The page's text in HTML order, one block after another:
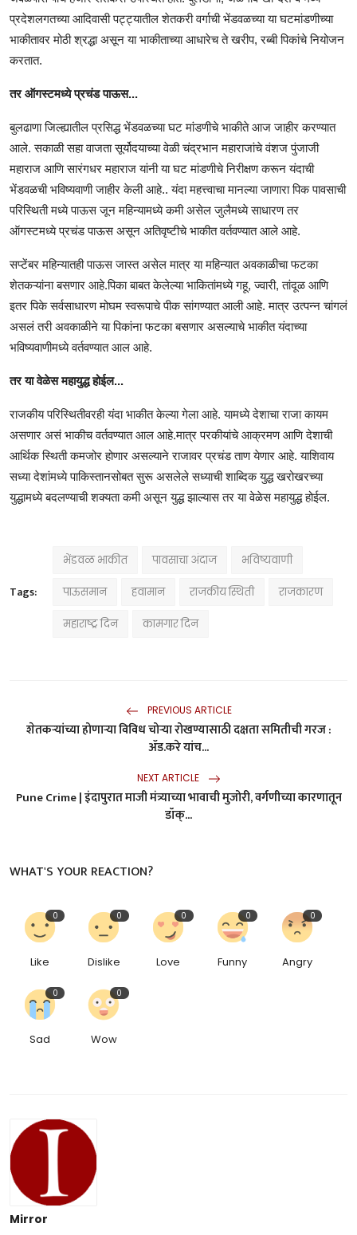
प्रदेशलगतच्या आदिवासी पट्ट्यातील शेतकरी वर्गाची भेंडवळच्या या घटमांडणीच्या
भाकीतावर मोठी श्रद्धा असून या भाकीताच्या आधारेच ते खरीप, रब्बी पिकांचे नियोजन
करतात.
तर ऑगस्टमध्ये प्रचंड पाऊस...
बुलढाणा जिल्ह्यातील प्रसिद्ध भेंडवळच्या घट मांडणीचे भाकीते आज जाहीर करण्यात
आले. सकाळी सहा वाजता सूर्योदयाच्या वेळी चंद्रभान महाराजांचे वंशज पुंजाजी
महाराज आणि सारंगधर महाराज यांनी या घट मांडणीचे निरीक्षण करून यंदाची
भेंडवळची भविष्यवाणी जाहीर केली आहे.. यंदा महत्त्वाचा मानल्या जाणारा पिक पावसाची
परिस्थिती मध्ये पाऊस जून महिन्यामध्ये कमी असेल जुलैमध्ये साधारण तर
ऑगस्टमध्ये प्रचंड पाऊस असून अतिवृष्टीचे भाकीत वर्तवण्यात आले आहे.
सप्टेंबर महिन्यातही पाऊस जास्त असेल मात्र या महिन्यात अवकाळीचा फटका
शेतकऱ्यांना बसणार आहे.पिका बाबत केलेल्या भाकितांमध्ये गहू, ज्वारी, तांदूळ आणि
इतर पिके सर्वसाधारण मोघम स्वरूपाचे पीक सांगण्यात आली आहे. मात्र उत्पन्न चांगलं
असलं तरी अवकाळीने या पिकांना फटका बसणार असल्याचे भाकीत यंदाच्या
भविष्यवाणीमध्ये वर्तवण्यात आल आहे.
तर या वेळेस महायुद्ध होईल...
राजकीय परिस्थितीवरही यंदा भाकीत केल्या गेला आहे. यामध्ये देशाचा राजा कायम
असणार असं भाकीच वर्तवण्यात आल आहे.मात्र परकीयांचे आक्रमण आणि देशाची
आर्थिक स्थिती कमजोर होणार असल्याने राजावर प्रचंड ताण येणार आहे. याशिवाय
सध्या देशांमध्ये पाकिस्तानसोबत सुरू असलेले सध्याची शाब्दिक युद्ध खरोखरच्या
युद्धामध्ये बदलण्याची शक्यता कमी असून युद्ध झाल्यास तर या वेळेस महायुद्ध होईल.
Tags:
भेंडवळ भाकीत पावसाचा अंदाज भविष्यवाणी
पाऊसमान हवामान राजकीय स्थिती राजकारण
महाराष्ट्र दिन कामगार दिन
PREVIOUS ARTICLE
शेतकऱ्यांच्या होणाऱ्या विविध चोऱ्या रोखण्यासाठी दक्षता समितीची गरज :
ॲड.करे यांच...
NEXT ARTICLE
Pune Crime | इंदापुरात माजी मंत्र्याच्या भावाची मुजोरी, वर्गणीच्या कारणातून
डॉक्...
WHAT'S YOUR REACTION?
0
Like
0
Dislike
0
Love
0
Funny
0
Angry
0
Sad
0
Wow
Mirror